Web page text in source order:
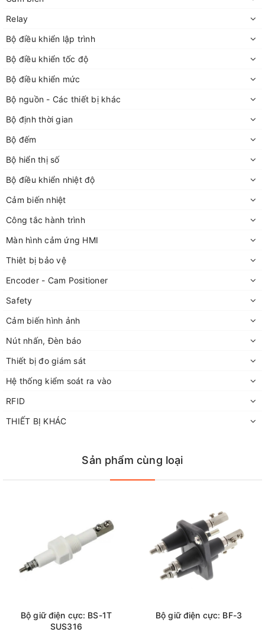
Relay
Bộ điều khiển lập trình
Bộ điều khiển tốc độ
Bộ điều khiển mức
Bộ nguồn - Các thiết bị khác
Bộ định thời gian
Bộ đếm
Bộ hiển thị số
Bộ điều khiển nhiệt độ
Cảm biến nhiệt
Công tắc hành trình
Màn hình cảm ứng HMI
Thiêt bị bảo vệ
Encoder - Cam Positioner
Safety
Cảm biến hình ảnh
Nút nhấn, Đèn báo
Thiết bị đo giám sát
Hệ thống kiểm soát ra vào
RFID
THIẾT BỊ KHÁC
Sản phẩm cùng loại
Bộ giữ điện cực: BS-1T
SUS316
Bộ giữ điện cực: BF-3